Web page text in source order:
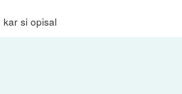
si opisal